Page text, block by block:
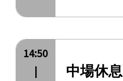
14:50
中場休息